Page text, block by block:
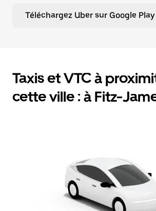
Téléchargez Uber sur Google Play
Taxis et VTC à
cette ville : à Fitz-